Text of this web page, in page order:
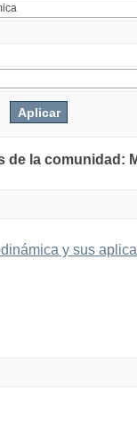
de la comunidad:
y sus